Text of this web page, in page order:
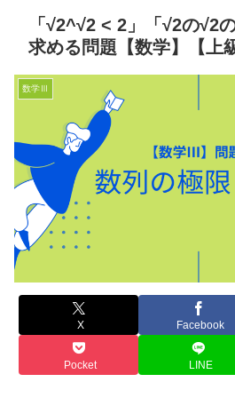
「√2^√2 < 2」「√2の√2
求める問題【数学】【上
数学Ⅲ
X Facebook
Pocket LINE